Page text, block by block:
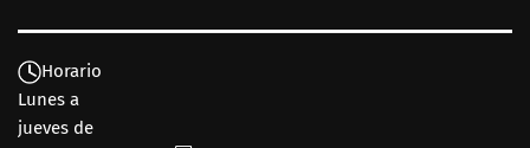
Horario
Lunes a
jueves de